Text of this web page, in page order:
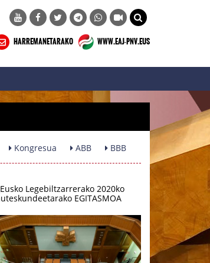
HARREMANETARAKO WWW.EAJ-PNV.EUS
Kongresua ABB BBB